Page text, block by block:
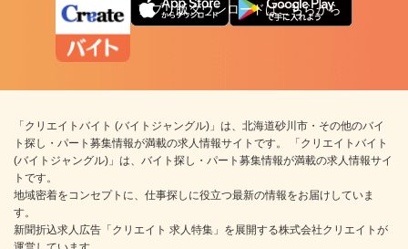
アプリ版ダウンロードはこちらから
「クリエイトバイト (バイトジャングル)」は、北海道砂川市・その他のバイ
ト探し・パート募集情報が満載の求人情報サイトです。 「クリエイトバイト
(バイトジャングル)」は、バイト探し・パート募集情報が満載の求人情報サイ
トです。
地域密着をコンセプトに、仕事探しに役立つ最新の情報をお届けしていま
す。
新聞折込求人広告「クリエイト 求人特集」を展開する株式会社クリエイトが